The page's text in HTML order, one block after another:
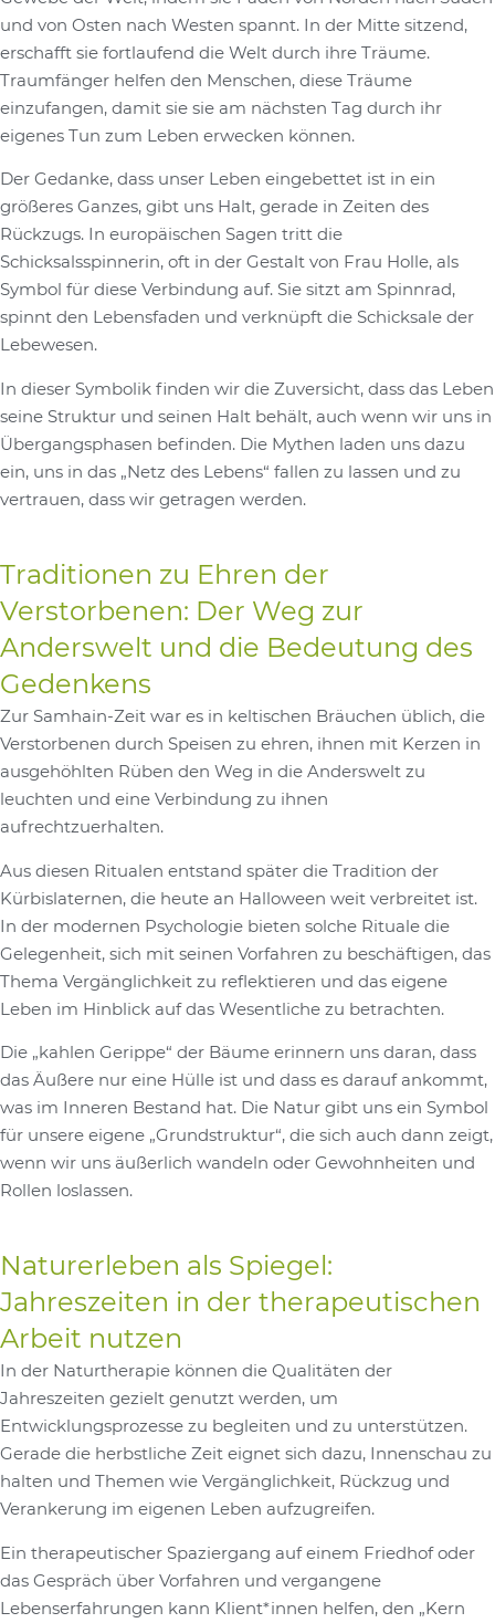
und von Osten nach Westen spannt. In der Mitte sitzend,
erschafft sie fortlaufend die Welt durch ihre Träume.
Traumfänger helfen den Menschen, diese Träume
einzufangen, damit sie sie am nächsten Tag durch ihr
eigenes Tun zum Leben erwecken können.
Der Gedanke, dass unser Leben eingebettet ist in ein
größeres Ganzes, gibt uns Halt, gerade in Zeiten des
Rückzugs. In europäischen Sagen tritt die
Schicksalsspinnerin, oft in der Gestalt von Frau Holle, als
Symbol für diese Verbindung auf. Sie sitzt am Spinnrad,
spinnt den Lebensfaden und verknüpft die Schicksale der
Lebewesen.
In dieser Symbolik finden wir die Zuversicht, dass das Leben
seine Struktur und seinen Halt behält, auch wenn wir uns in
Übergangsphasen befinden. Die Mythen laden uns dazu
ein, uns in das „Netz des Lebens“ fallen zu lassen und zu
vertrauen, dass wir getragen werden.
Traditionen zu Ehren der
Verstorbenen: Der Weg zur
Anderswelt und die Bedeutung des
Gedenkens
Zur Samhain-Zeit war es in keltischen Bräuchen üblich, die
Verstorbenen durch Speisen zu ehren, ihnen mit Kerzen in
ausgehöhlten Rüben den Weg in die Anderswelt zu
leuchten und eine Verbindung zu ihnen
aufrechtzuerhalten.
Aus diesen Ritualen entstand später die Tradition der
Kürbislaternen, die heute an Halloween weit verbreitet ist.
In der modernen Psychologie bieten solche Rituale die
Gelegenheit, sich mit seinen Vorfahren zu beschäftigen, das
Thema Vergänglichkeit zu reflektieren und das eigene
Leben im Hinblick auf das Wesentliche zu betrachten.
Die „kahlen Gerippe“ der Bäume erinnern uns daran, dass
das Äußere nur eine Hülle ist und dass es darauf ankommt,
was im Inneren Bestand hat. Die Natur gibt uns ein Symbol
für unsere eigene „Grundstruktur“, die sich auch dann zeigt,
wenn wir uns äußerlich wandeln oder Gewohnheiten und
Rollen loslassen.
Naturerleben als Spiegel:
Jahreszeiten in der therapeutischen
Arbeit nutzen
In der Naturtherapie können die Qualitäten der
Jahreszeiten gezielt genutzt werden, um
Entwicklungsprozesse zu begleiten und zu unterstützen.
Gerade die herbstliche Zeit eignet sich dazu, Innenschau zu
halten und Themen wie Vergänglichkeit, Rückzug und
Verankerung im eigenen Leben aufzugreifen.
Ein therapeutischer Spaziergang auf einem Friedhof oder
das Gespräch über Vorfahren und vergangene
Lebenserfahrungen kann Klient*innen helfen, den „Kern